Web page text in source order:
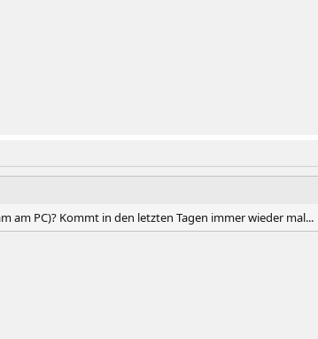
am PC)? Kommt in den letzten Tagen immer wieder mal...